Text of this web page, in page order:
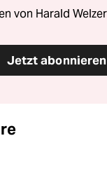
von Harald Welzer
Jetzt abonnieren